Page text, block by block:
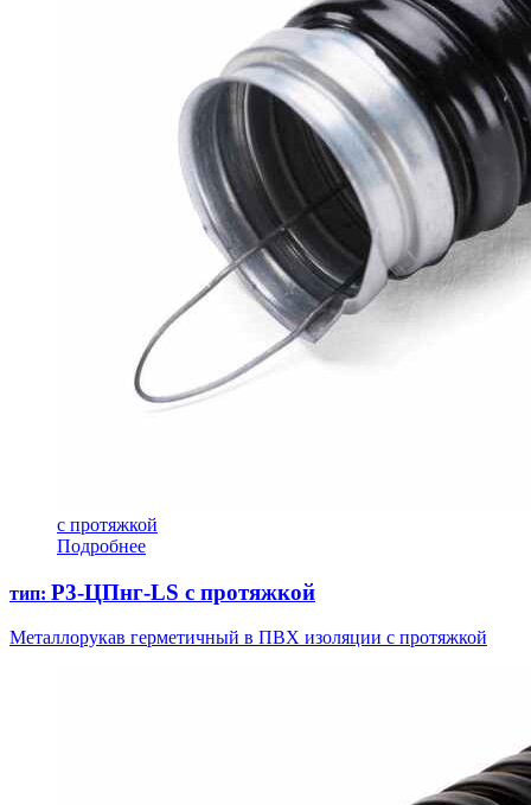
с протяжкой
Подробнее
тип: Р3-ЦПнг-LS с протяжкой
Металлорукав герметичный в ПВХ изоляции с протяжкой